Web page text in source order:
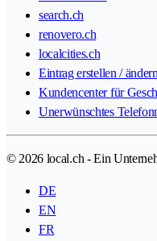
search.ch
renovero.ch
localcities.ch
Eintrag erstellen /
Kundencenter für
Unerwünschtes
© 2026 local.ch - Ein
DE
EN
FR